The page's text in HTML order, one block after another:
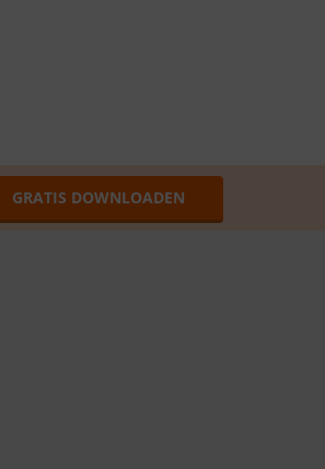
GRATIS DOWNLOADEN